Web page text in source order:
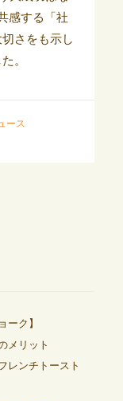
感する「社
さをも示し
。
ース
ーク】
メリット
レンチトースト